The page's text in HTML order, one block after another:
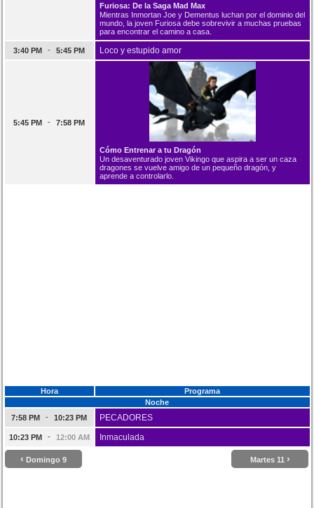
Furiosa: De la Saga Mad Max
Mientras Inmortan Joe y Dementus luchan por el dominio del
mundo, la joven Furiosa debe sobrevivir a muchas pruebas
para encontrar el camino a casa.
3:40 PM - 5:45 PM Loco y estupido amor
5:45 PM - 7:58 PM
Cómo Entrenar a tu Dragón
Un desaventurado joven Vikingo que aspira a ser un caza
dragones se vuelve amigo de un pequeño dragón, y
aprende a controlarlo.
Hora
Programa
Noche
7:58 PM
- 10:23 PM PECADORES
10:23 PM - 12:00 AM Inmaculada
‹ Domingo 9 Martes 11 ›